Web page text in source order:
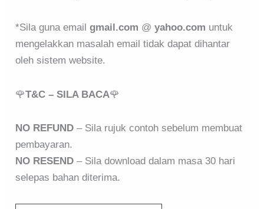
*Sila guna emailgmail.com @yahoo.com untuk
mengelakkan masalah email tidak dapat dihantar
oleh sistem website.
🌹T&C – SILA BACA🌹
NO REFUND – Sila rujuk contoh sebelum membuat
pembayaran.
NO RESEND – Sila download dalam masa 30 hari
selepas bahan diterima.